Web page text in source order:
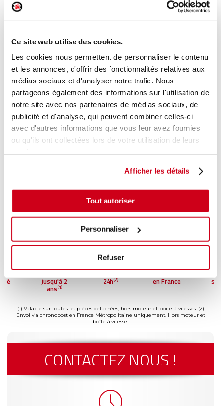
Ce site web utilise des cookies.
Les cookies nous permettent de personnaliser le contenu
et les annonces, d'offrir des fonctionnalités relatives aux
médias sociaux et d'analyser notre trafic. Nous
partageons également des informations sur l'utilisation de
notre site avec nos partenaires de médias sociaux, de
publicité et d'analyse, qui peuvent combiner celles-ci
avec d'autres informations que vous leur avez fournies
ou qu'ils ont collectées lors de votre utilisation de leurs
Afficher les détails
Tout autoriser
Personnaliser
Refuser
Boitier papillon
Réf. constructeur :8200570865
Modèle de provenance
Caractéristiques techniques
En stock 144,00 € TTC
AJOUTER AU PANIER
Garantie
jusqu'à 2
(1)
Livraison dès
(2)
Reconditionné
en France
(1) Valable sur toutes les pièces détachées, hors moteur et boîte à vitesses. (2)
Envoi via chronopost en France Métropolitaine uniquement. Hors moteur et
boîte à vitesse.
CONTACTEZ NOUS !